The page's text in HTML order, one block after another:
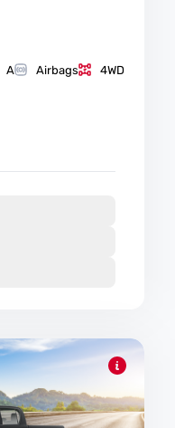
A Airbags 4WD